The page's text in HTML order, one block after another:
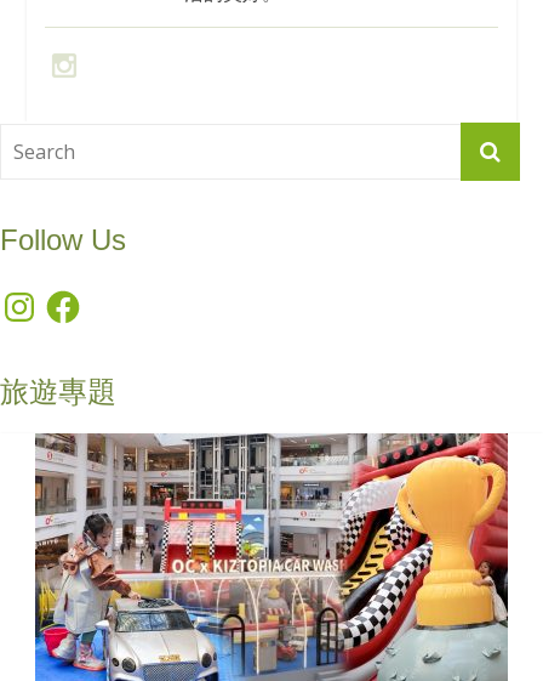
Follow Us
InstagramFacebook
旅遊專題